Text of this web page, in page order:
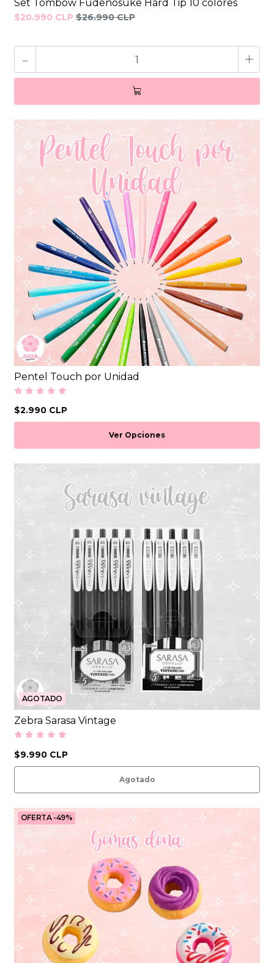
Set Tombow Fudenosuke Hard Tip 10 colores
$20.990 CLP $26.990 CLP
- +
Pentel Touch por Unidad
$2.990 CLP
Ver Opciones
AGOTADO
Zebra Sarasa Vintage
$9.990 CLP
Agotado
OFERTA -49%